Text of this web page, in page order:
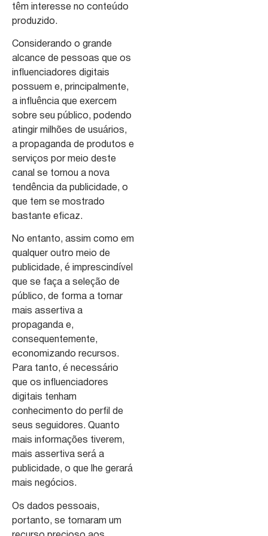
têm interesse no conteúdo
produzido.
Considerando o grande
alcance de pessoas que os
influenciadores digitais
possuem e, principalmente,
a influência que exercem
sobre seu público, podendo
atingir milhões de usuários,
a propaganda de produtos e
serviços por meio deste
canal se tornou a nova
tendência da publicidade, o
que tem se mostrado
bastante eficaz.
No entanto, assim como em
qualquer outro meio de
publicidade, é imprescindível
que se faça a seleção de
público, de forma a tornar
mais assertiva a
propaganda e,
consequentemente,
economizando recursos.
Para tanto, é necessário
que os influenciadores
digitais tenham
conhecimento do perfil de
seus seguidores. Quanto
mais informações tiverem,
mais assertiva será a
publicidade, o que lhe gerará
mais negócios.
Os dados pessoais,
portanto, se tornaram um